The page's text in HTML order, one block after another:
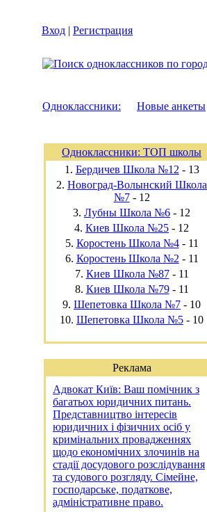
Вход | Регистрация
Одноклассники: Новые анкеты
Одноклассники: ТОП школы
1. Бердичев Школа №12 - 13
2. Новоград-Волынский Школа
№7- 12
3. Лубны Школа №6 - 12
4. Киев Школа №25 - 12
5. Коростень Школа №4- 11
6. Коростень Школа №2 - 11
7. Киев Школа №87- 11
8. Киев Школа №79- 11
9. Шепетовка Школа №7 - 10
10. Шепетовка Школа №5 - 10
Реклама
Адвокат Київ: Ваш помічник з
багатьох юридичних питань.
Представництво інтересів
юридичних і фізичних осіб у
кримінальних провадженнях
щодо економічних злочинів на
стадії досудового розслідування
та судового розгляду. Сімейне,
господарське, податкове,
адміністративне право.